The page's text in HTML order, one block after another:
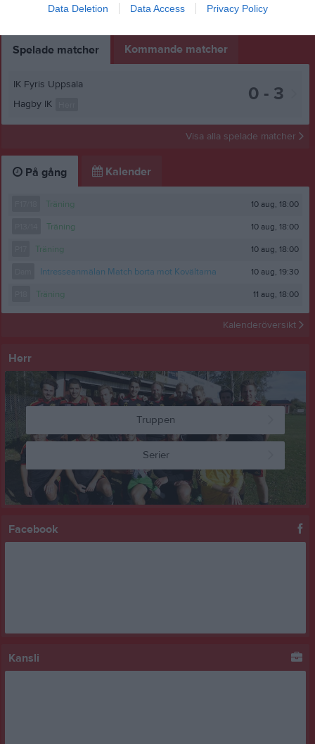
Data Deletion Data Access Privacy Policy
Spelade matcher Kommande matcher
0 - 3
IK Fyris Uppsala
Hagby IK
Visa alla spelade matcher
På gång Kalender
Träning 10 aug, 18:00
Träning 10 aug, 18:00
Träning 10 aug, 18:00
Intresseanmälan Match borta mot Kovältarna 10 aug, 19:30
Träning 11 aug, 18:00
Kalenderöversikt
Herr
Truppen
Serier
Facebook
Kansli